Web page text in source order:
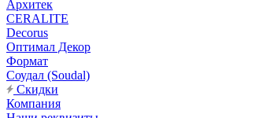
Архитек
CERALITE
Decorus
Оптимал Декор
Формат
Соудал (Soudal)
Скидки
Компания